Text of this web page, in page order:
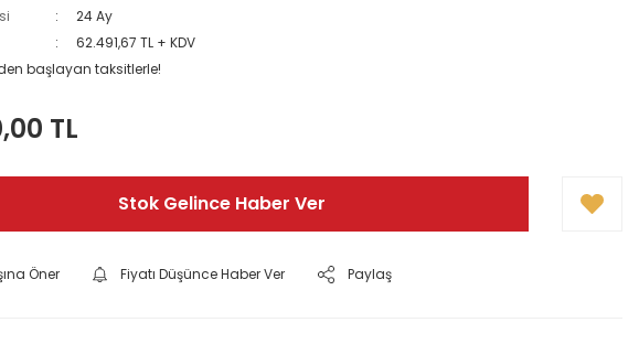
24 Ay
62.491,67 TL + KDV
başlayan taksitlerle!
TL
Stok Gelince Haber Ver
Öner Fiyatı Düşünce Haber Ver Paylaş